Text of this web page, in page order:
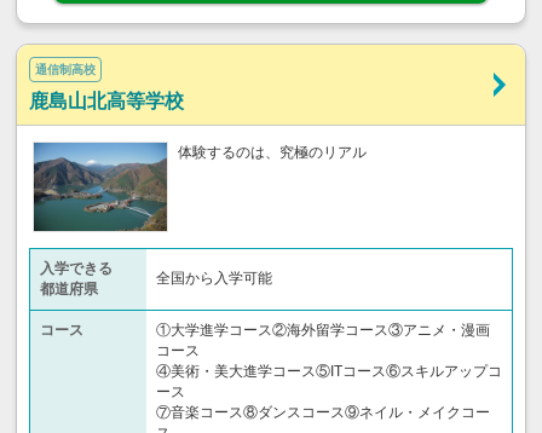
通信制高校
鹿島山北高等学校
体験するのは、究極のリアル
入学できる
都道府県
全国から入学可能
コース
①大学進学コース②海外留学コース③アニメ・漫画
コース
④美術・美大進学コース⑤ITコース⑥スキルアップコ
ース
⑦音楽コース⑧ダンスコース⑨ネイル・メイクコー